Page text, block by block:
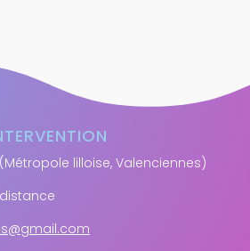
lilloise, Valenciennes)